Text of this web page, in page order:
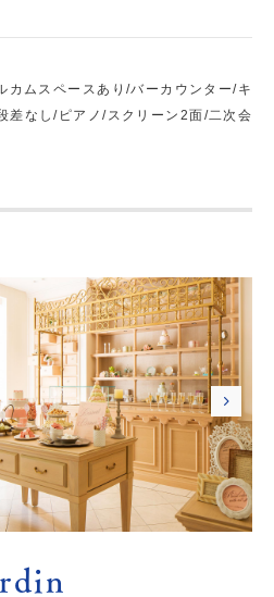
カムスペースあり/バーカウンター/キ
差なし/ピアノ/スクリーン2面/二次会